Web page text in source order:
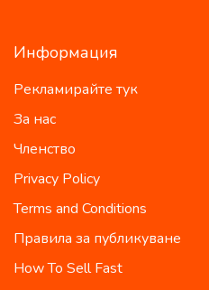
Информация
Рекламирайте тук
За нас
Членство
Privacy Policy
Terms and Conditions
Правила за публикуване
How To Sell Fast